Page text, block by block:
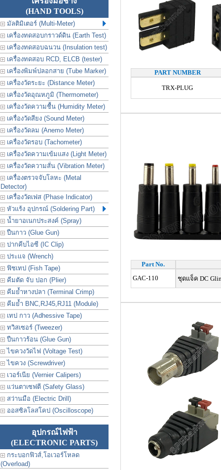
(HAND TOOLS)
มัลติมิเตอร์ (Multi-Meter)
เครื่องทดสอบกราวด์ดิน (Earth Test)
เครื่องทดสอบฉนวน (Insulation test)
เครื่องทดสอบ RCD, ELCB (tester)
เครื่องพิมพ์ปลอกสาย (Tube Marker)
เครื่องวัดระยะ (Distance Meter)
เครื่องวัดอุณหภูมิ (Thermometer)
เครื่องวัดความชื้น (Humidity Meter)
เครื่องวัดสียง (Sound Meter)
เครื่องวัดลม (Anemo Meter)
เครื่องวัดรอบ (Tachometer)
เครื่องวัดความเข้มแสง (Light Meter)
เครื่องวัดความสั่น (Vibration Meter)
เครื่องตรวจจับโลหะ (Metal
Detector)
เครื่องวัดเฟส (Phase Indicator)
หัวแร้ง อุปกรณ์ (Soldering Part)
น้ำยาอเนกประสงค์ (Spray)
ปืนกาว (Glue Gun)
ปากคีบไอซี (IC Clip)
ประเเจ (Wrench)
ฟิชเทป (Fish Tape)
คีมตัด จับ ปอก (Plier)
คีมย้ำหางปลา (Terminal Crimp)
คีมย้ำ BNC,RJ45,RJ11 (Module)
เทป กาว (Adhessive Tape)
ทวิสเซอร์ (Tweezer)
ปืนกาวร้อน (Glue Gun)
ไขควงวัดไฟ (Voltage Test)
ไขควง (Screwdriver)
เวอร์เนีย (Vernier Calipers)
แว่นตาเซฟตี (Safety Glass)
สว่านมือ (Electric Drill)
ออสซิลโลสโคป (Oscilloscope)
อุปกรณ์ไฟฟ้า
(ELECTRONIC PARTS)
กระบอกฟิวส์,โอเวอร์โหลด
(Overload)
PART NUMBER
TRX-PLUG
Part No.
GAC-110
ชุดแจ็ค DC